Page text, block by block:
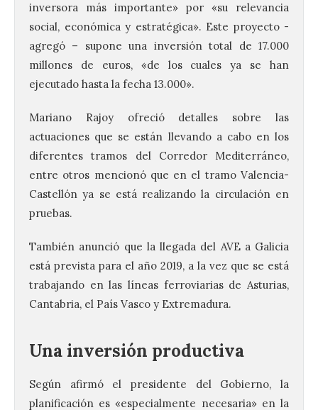
inversora más importante» por «su relevancia
social, económica y estratégica». Este proyecto -
agregó – supone una inversión total de 17.000
millones de euros, «de los cuales ya se han
ejecutado hasta la fecha 13.000».
Mariano Rajoy ofreció detalles sobre las
actuaciones que se están llevando a cabo en los
diferentes tramos del Corredor Mediterráneo,
entre otros mencionó que en el tramo Valencia-
Castellón ya se está realizando la circulación en
pruebas.
También anunció que la llegada del AVE a Galicia
está prevista para el año 2019, a la vez que se está
trabajando en las líneas ferroviarias de Asturias,
Cantabria, el País Vasco y Extremadura.
Una inversión productiva
Según afirmó el presidente del Gobierno, la
planificación es «especialmente necesaria» en la
Astorga presenta el cartel
oficial del eclipse total de